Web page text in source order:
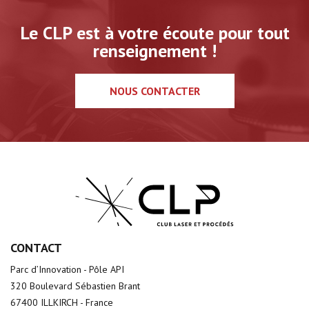
Le CLP est à votre écoute pour tout
renseignement !
NOUS CONTACTER
CONTACT
Parc d’Innovation - Pôle API
320 Boulevard Sébastien Brant
67400 ILLKIRCH - France